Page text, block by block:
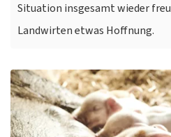
Situation insgesamt wieder
Landwirten etwas Hoffnung.